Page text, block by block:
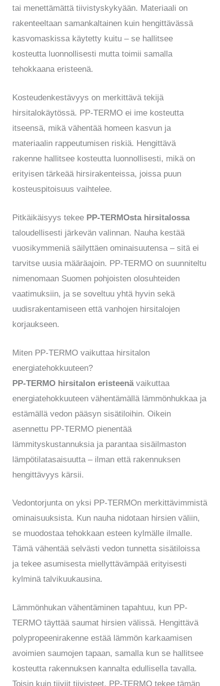
tai menettämättä tiivistyskykyään. Materiaali on
rakenteeltaan samankaltainen kuin hengittävässä
kasvomaskissa käytetty kuitu – se hallitsee
kosteutta luonnollisesti mutta toimii samalla
tehokkaana eristeenä.
Kosteudenkestävyys on merkittävä tekijä
hirsitalokäytössä. PP-TERMO ei ime kosteutta
itseensä, mikä vähentää homeen kasvun ja
materiaalin rappeutumisen riskiä. Hengittävä
rakenne hallitsee kosteutta luonnollisesti, mikä on
erityisen tärkeää hirsirakenteissa, joissa puun
kosteuspitoisuus vaihtelee.
Pitkäikäisyys tekee PP-TERMOsta hirsitalossa
taloudellisesti järkevän valinnan. Nauha kestää
vuosikymmeniä säilyttäen ominaisuutensa – sitä ei
tarvitse uusia määräajoin. PP-TERMO on suunniteltu
nimenomaan Suomen pohjoisten olosuhteiden
vaatimuksiin, ja se soveltuu yhtä hyvin sekä
uudisrakentamiseen että vanhojen hirsitalojen
korjaukseen.
Miten PP-TERMO vaikuttaa hirsitalon
energiatehokkuuteen?
PP-TERMO hirsitalon eristeenävaikuttaa
energiatehokkuuteen vähentämällä lämmönhukkaa ja
estämällä vedon pääsyn sisätiloihin. Oikein
asennettu PP-TERMO pienentää
lämmityskustannuksia ja parantaa sisäilmaston
lämpötilatasaisuutta – ilman että rakennuksen
hengittävyys kärsii.
Vedontorjunta on yksi PP-TERMOn merkittävimmistä
ominaisuuksista. Kun nauha nidotaan hirsien väliin,
se muodostaa tehokkaan esteen kylmälle ilmalle.
Tämä vähentää selvästi vedon tunnetta sisätiloissa
ja tekee asumisesta miellyttävämpää erityisesti
kylminä talvikuukausina.
Lämmönhukan vähentäminen tapahtuu, kun PP-
TERMO täyttää saumat hirsien välissä. Hengittävä
polypropeenirakenne estää lämmön karkaamisen
avoimien saumojen tapaan, samalla kun se hallitsee
kosteutta rakennuksen kannalta edullisella tavalla.
Toisin kuin tiiviit tiivisteet, PP-TERMO tekee tämän